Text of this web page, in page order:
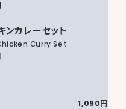
ンカレーセット
Curry Set
1,090円